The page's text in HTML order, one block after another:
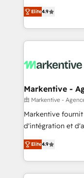
AI, & maximize
Integrations:
Consulting & 'Done For
Work With 🚀 We help lean, growing companies: -
Win more
lead & deal
What do you get? 🤓 Our client's are too
Personal
heavy lifting of
system. + Get best practices and 'don't know what
you don't know'
6,500+ Partners)
Partner of the Year 💥 Trusted by 2,500+
Elite4.9
Markentive -
由 Markentive -
Markentive
d'intégration et
North America.
marketing
webdesign. Markentive is both a consulting firm, a
digital agency
Elite4.9